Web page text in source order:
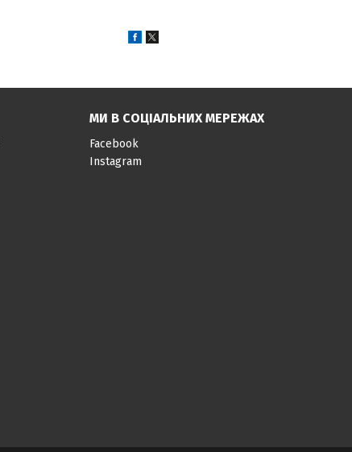
МИ В СОЦІАЛЬНИХ МЕРЕЖАХ
Facebook
Instagram